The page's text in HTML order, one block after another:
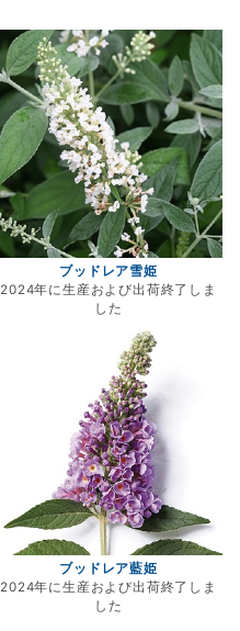
ブッドレア雪姫
2024年に生産および出荷終了しま
した
ブッドレア藍姫
2024年に生産および出荷終了しま
した